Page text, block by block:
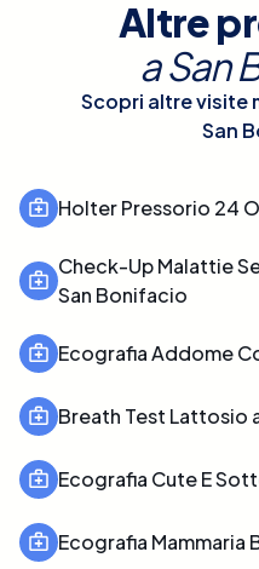
Altre
aSan
Scopri altre visite
San
Holter Pressorio 24
Check-Up Malattie
San Bonifacio
Ecografia Addome
Breath Test Lattosio
Ecografia Cute E
Ecografia Mammaria